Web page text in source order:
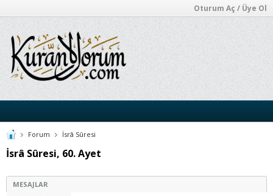
Oturum Aç / Üye Ol
Forum İsrâ Sûresi
İsrâ Sûresi, 60. Ayet
MESAJLAR